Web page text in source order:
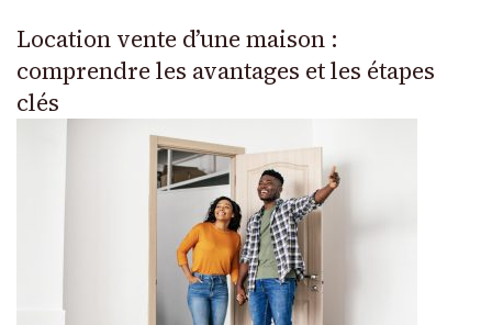
Location vente d’une maison :
comprendre les avantages et les étapes
clés